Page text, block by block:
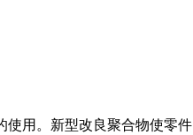
使用。新型改良聚合物使零件